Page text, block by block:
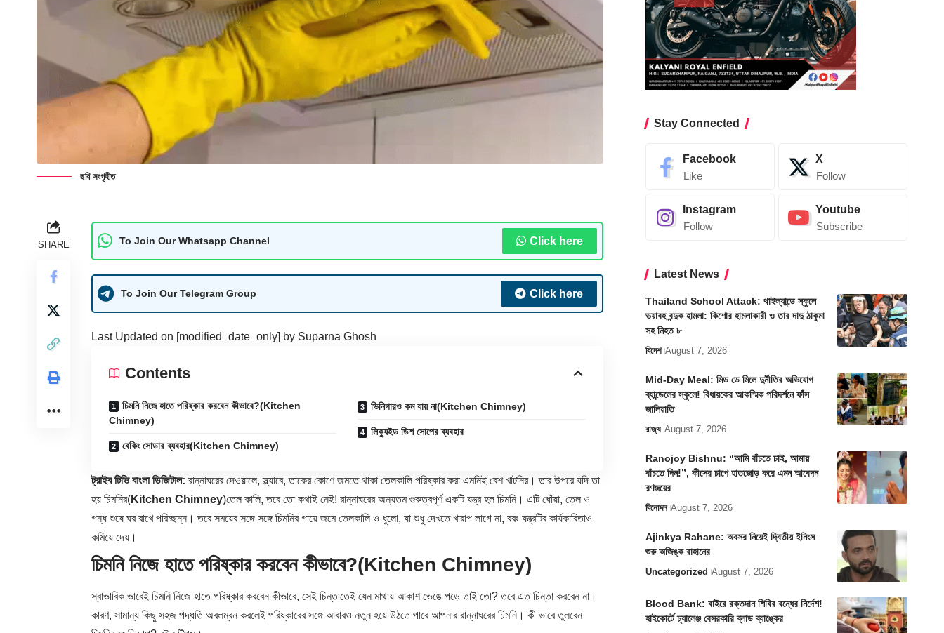
ছবি সংগৃহীত
SHARE To Join Our Whatsapp Channel Click here
To Join Our Telegram Group Click here
Last Updated on [modified_date_only] by Suparna Ghosh
Contents
চিমনি নিজে হাতে পরিষ্কার করবেন কীভাবে?(Kitchen
Chimney)
বেকিং সোডার ব্যবহার(Kitchen Chimney)
ভিনিগারও কম যায় না(Kitchen Chimney)
লিক্যুইড ডিশ সোপের ব্যবহার
ট্রাইব টিভি বাংলা ডিজিটাল: রান্নাঘরের দেওয়ালে, স্ল্যাবে, তাকের কোণে জমতে থাকা তেলকালি পরিষ্কার করা এমনিই বেশ খাটনির। তার উপরে যদি তা
হয় চিমনির(Kitchen Chimney)তেল কালি, তবে তো কথাই নেই! রান্নাঘরের অন্যতম গুরুত্বপূর্ণ একটি যন্ত্র হল চিমনি। এটি ধোঁয়া, তেল ও
গন্ধ শুষে ঘর রাখে পরিচ্ছন্ন। তবে সময়ের সঙ্গে সঙ্গে চিমনির গায়ে জমে তেলকালি ও ধুলো, যা শুধু দেখতে খারাপ লাগে না, বরং যন্ত্রটির কার্যকারিতাও
কমিয়ে দেয়।
চিমনি নিজে হাতে পরিষ্কার করবেন কীভাবে?(Kitchen Chimney)
স্বাভাবিক ভাবেই চিমনি নিজে হাতে পরিষ্কার করবেন কীভাবে, সেই চিন্তাতেই যেন মাথায় আকাশ ভেঙে পড়ে তাই তো? তবে এত চিন্তা করবেন না।
কারণ, সামান্য কিছু সহজ পদ্ধতি অবলম্বন করলেই পরিষ্কারের সঙ্গে আবারও নতুন হয়ে উঠতে পারে আপনার রান্নাঘরের চিমনি। কী ভাবে তুলবেন
Stay Connected
Facebook
Like
X
Follow
Instagram
Follow
Youtube
Subscribe
Latest News
Thailand School Attack: থাইল্যান্ডে স্কুলে
ভয়াবহ বন্দুক হামলা: কিশোর হামলাকারী ও তার দাদু ঠাকুমা
সহ নিহত ৮
বিদেশ August 7, 2026
Mid-Day Meal: মিড ডে মিলে দুর্নীতির অভিযোগ
ব্যান্ডেলের স্কুলে! বিধায়কের আকস্মিক পরিদর্শনে ফাঁস
জালিয়াতি
রাজ্য August 7, 2026
Ranojoy Bishnu: “আমি বাঁচতে চাই, আমায়
বাঁচতে দিন!”, কীসের চাপে হাতজোড় করে এমন আবেদন
রণজয়ের
বিনোদন August 7, 2026
Ajinkya Rahane: অবসর নিয়েই দ্বিতীয় ইনিংস
শুরু অজিঙ্ক রাহানের
Uncategorized August 7, 2026
Blood Bank: বাইরে রক্তদান শিবির বন্ধের নির্দেশ!
হাইকোর্টে চ্যালেঞ্জ বেসরকারি ব্লাড ব্যাঙ্কের